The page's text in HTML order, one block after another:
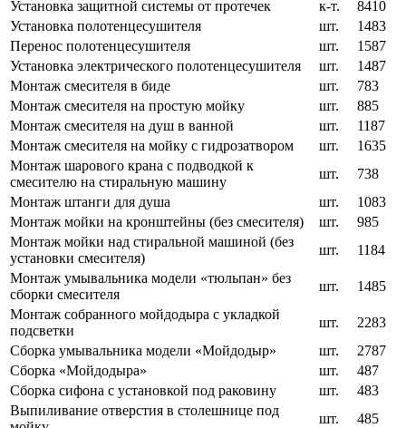
Установка защитной системы от протечек
к-т.
8410
Установка полотенцесушителя
шт.
1483
Перенос полотенцесушителя
шт.
1587
Установка электрического полотенцесушителя
шт.
1487
Монтаж смесителя в биде
шт.
783
Монтаж смесителя на простую мойку
шт.
885
Монтаж смесителя на душ в ванной
шт.
1187
Монтаж смесителя на мойку с гидрозатвором
шт.
1635
Монтаж шарового крана с подводкой к
смесителю на стиральную машину
шт.
738
Монтаж штанги для душа
шт.
1083
Монтаж мойки на кронштейны (без смесителя)
шт.
985
Монтаж мойки над стиральной машиной (без
установки смесителя)
шт.
1184
Монтаж умывальника модели «тюльпан» без
сборки смесителя
шт.
1485
Монтаж собранного мойдодыра с укладкой
подсветки
шт.
2283
Сборка умывальника модели «Мойдодыр»
шт.
2787
Сборка «Мойдодыра»
шт.
487
Сборка сифона с установкой под раковину
шт.
483
Выпиливание отверстия в столешнице под
шт.
485